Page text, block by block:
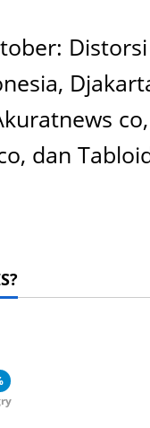
dan